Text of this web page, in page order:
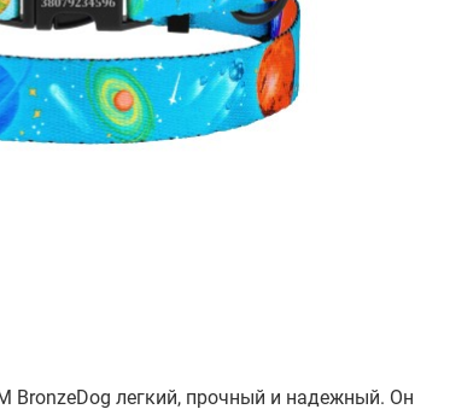
легкий, прочный и надежный. Он